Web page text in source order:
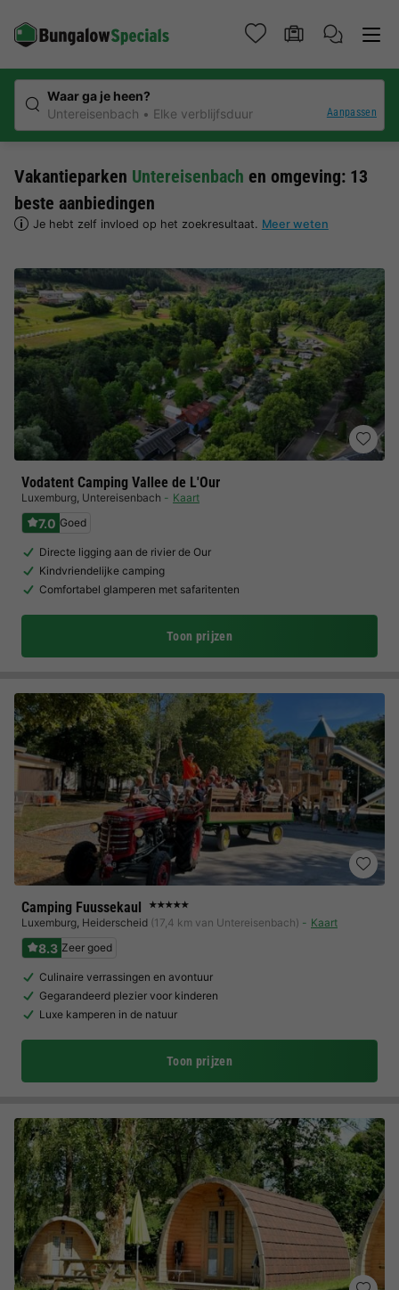
Waar ga je heen?
Untereisenbach
Elke verblijfsduur Aanpassen
Vakantieparken Untereisenbach en omgeving: 13
beste aanbiedingen
Je hebt zelf invloed op het zoekresultaat. Meer weten
Vodatent Camping Vallee de L'Our
Luxemburg, Untereisenbach Kaart
7.0 Goed
Directe ligging aan de rivier de Our
Kindvriendelijke camping
Comfortabel glamperen met safaritenten
Toon prijzen
Camping Fuussekaul ★★★★★
Luxemburg, Heiderscheid (17,4 km van Untereisenbach) Kaart
8.3 Zeer goed
Culinaire verrassingen en avontuur
Gegarandeerd plezier voor kinderen
Luxe kamperen in de natuur
Toon prijzen